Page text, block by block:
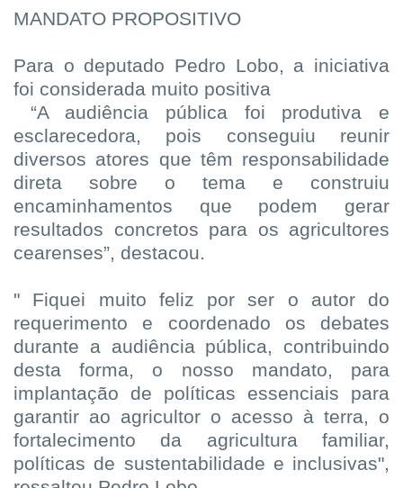
MANDATO PROPOSITIVO
Para o deputado Pedro Lobo, a iniciativa
foi considerada muito positiva
“A audiência pública foi produtiva e
esclarecedora, pois conseguiu reunir
diversos atores que têm responsabilidade
direta sobre o tema e construiu
encaminhamentos que podem gerar
resultados concretos para os agricultores
cearenses”, destacou.
" Fiquei muito feliz por ser o autor do
requerimento e coordenado os debates
durante a audiência pública, contribuindo
desta forma, o nosso mandato, para
implantação de políticas essenciais para
garantir ao agricultor o acesso à terra, o
fortalecimento da agricultura familiar,
políticas de sustentabilidade e inclusivas",